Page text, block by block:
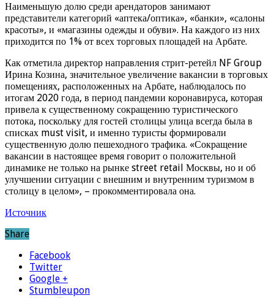
Наименьшую долю среди арендаторов занимают
представители категорий «аптека/оптика», «банки», «салоны
красоты», и «магазины одежды и обуви». На каждого из них
приходится по 1% от всех торговых площадей на Арбате.
Как отметила директор направления стрит-ретейл NF Group
Ирина Козина, значительное увеличение вакансии в торговых
помещениях, расположенных на Арбате, наблюдалось по
итогам 2020 года, в период пандемии коронавируса, которая
привела к существенному сокращению туристического
потока, поскольку для гостей столицы улица всегда была в
списках must visit, и именно туристы формировали
существенную долю пешеходного трафика. «Сокращение
вакансии в настоящее время говорит о положительной
динамике не только на рынке street retail Москвы, но и об
улучшении ситуации с внешним и внутренним туризмом в
столицу в целом», – прокомментировала она.
Источник
Share
Facebook
Twitter
Google +
Stumbleupon